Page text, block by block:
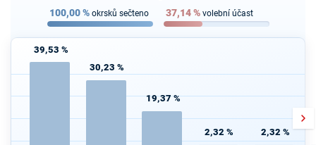
100,00% okrsků sečteno 37,14% volební účast
39,53 %
30,23 %
19,37 %
2,32 % 2,32 %